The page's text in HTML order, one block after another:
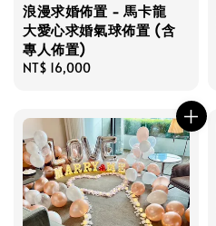
浪漫求婚佈置 - 馬卡龍
大愛心求婚氣球佈置 (含
專人佈置)
Regular
NT$ 16,000